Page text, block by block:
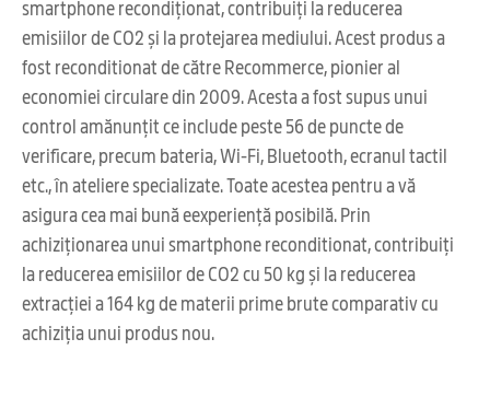
smartphone recondiționat, contribuiți la reducerea
emisiilor de CO2 și la protejarea mediului. Acest produs a
fost reconditionat de către Recommerce, pionier al
economiei circulare din 2009. Acesta a fost supus unui
control amănunțit ce include peste 56 de puncte de
verificare, precum bateria, Wi-Fi, Bluetooth, ecranul tactil
etc., în ateliere specializate. Toate acestea pentru a vă
asigura cea mai bună eexperiență posibilă. Prin
achiziționarea unui smartphone reconditionat, contribuiți
la reducerea emisiilor de CO2 cu 50 kg și la reducerea
extracției a 164 kg de materii prime brute comparativ cu
achiziția unui produs nou.